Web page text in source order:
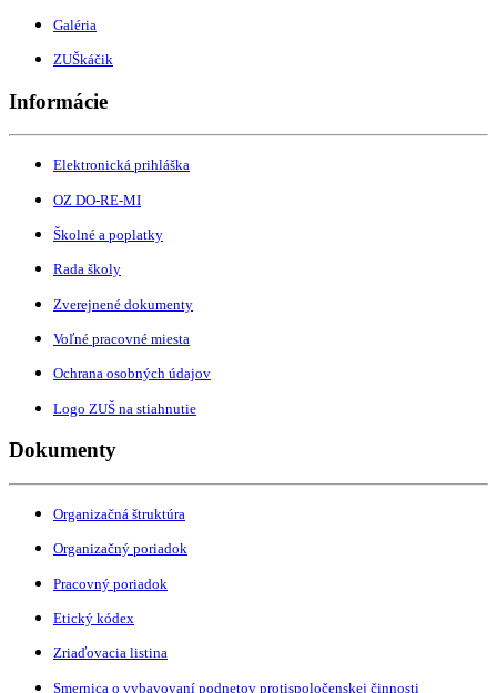
Galéria
ZUŠkáčik
Informácie
Elektronická prihláška
OZ DO-RE-MI
Školné a poplatky
Rada školy
Zverejnené dokumenty
Voľné pracovné miesta
Ochrana osobných údajov
Logo ZUŠ na stiahnutie
Dokumenty
Organizačná štruktúra
Organizačný poriadok
Pracovný poriadok
Etický kódex
Zriaďovacia listina
Smernica o vybavovaní podnetov protispoločenskej činnosti